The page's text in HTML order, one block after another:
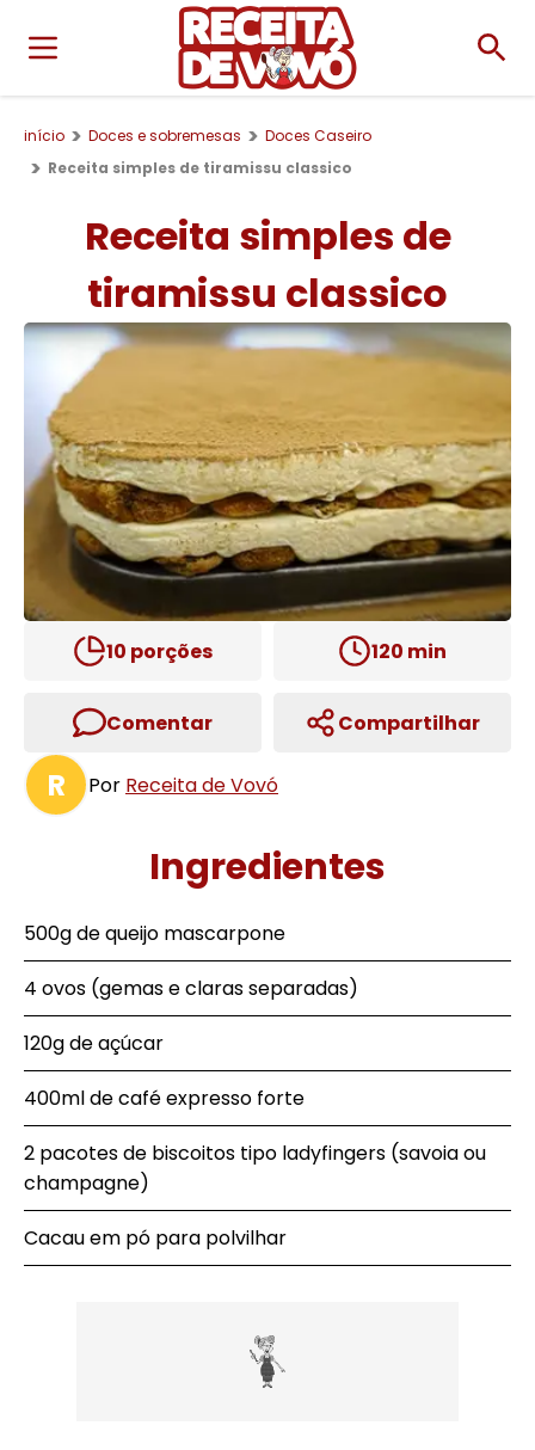
início Doces e sobremesas
Doces Caseiro
Receita simples de tiramissu classico
Receita simples de
tiramissu classico
10 porções 120 min
Comentar Compartilhar
R Por Receita de Vovó
Ingredientes
500g de queijo mascarpone
4 ovos (gemas e claras separadas)
120g de açúcar
400ml de café expresso forte
2 pacotes de biscoitos tipo ladyfingers (savoia ou
champagne)
Cacau em pó para polvilhar